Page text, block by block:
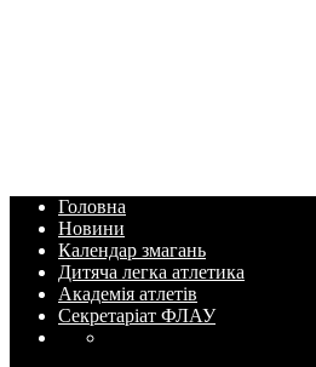
Головна
Новини
Календар змагань
Дитяча легка атлетика
Академія атлетів
Секретаріат ФЛАУ